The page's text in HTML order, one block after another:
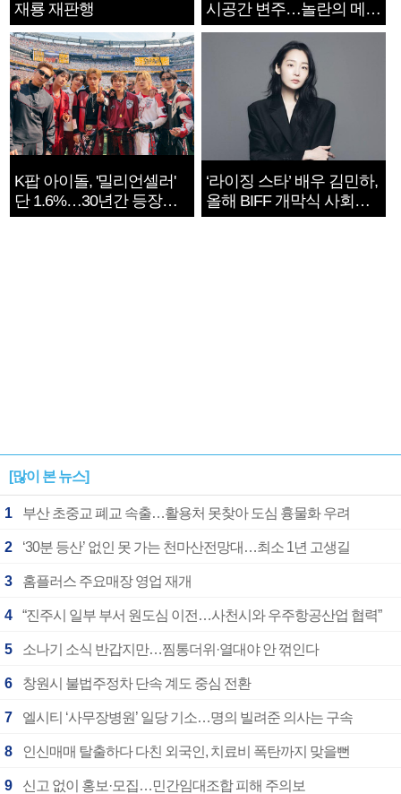
재룡 재판행
시공간 변주…놀란의 메시
지는 ‘전쟁 속죄’
K팝 아이돌, '밀리언셀러'
단 1.6%…30년간 등장
1182개팀 전수조사
‘라이징 스타’ 배우 김민하,
올해 BIFF 개막식 사회자
확정
[많이 본 뉴스]
1 부산 초중교 폐교 속출…활용처 못찾아 도심 흉물화 우려
2 ‘30분 등산’ 없인 못 가는 천마산전망대…최소 1년 고생길
3 홈플러스 주요매장 영업 재개
4 “진주시 일부 부서 원도심 이전…사천시와 우주항공산업 협력”
5 소나기 소식 반갑지만…찜통더위·열대야 안 꺾인다
6 창원시 불법주정차 단속 계도 중심 전환
7 엘시티 ‘사무장병원’ 일당 기소…명의 빌려준 의사는 구속
8 인신매매 탈출하다 다친 외국인, 치료비 폭탄까지 맞을뻔
9 신고 없이 홍보·모집…민간임대조합 피해 주의보